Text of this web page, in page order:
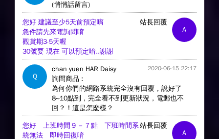
(悄悄話留言)
A
站長回覆
您好 建議至少5天前預定唷
急件請先來電詢問唷
觀賞期3-5天喔
30號要 現在 可以預定唷..謝謝
Q
chan yuen HAR Daisy 2020-06-15 22:17
詢問商品 :
為何你們的網路系統完全沒有回覆，說好了
8~10點到，完全看不到更新狀況，電郵也不
回？！這是怎麼樣？
A
站長回覆
您好 上班時間９－７點 下班時間系
統無法 即時回復唷